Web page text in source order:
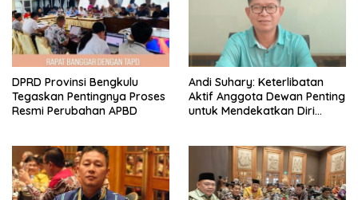
DPRD Provinsi Bengkulu
Tegaskan Pentingnya Proses
Resmi Perubahan APBD
Andi Suhary: Keterlibatan
Aktif Anggota Dewan Penting
untuk Mendekatkan Diri